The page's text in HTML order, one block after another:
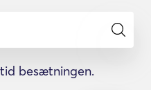
besætningen.